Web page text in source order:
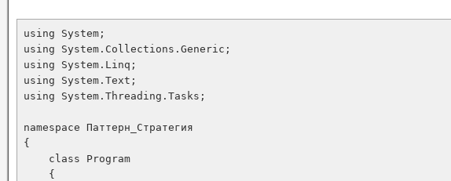
using System;
using System.Collections.Generic;
using System.Linq;
using System.Text;
using System.Threading.Tasks;
namespace Паттерн_Стратегия
{
    class Program
    {